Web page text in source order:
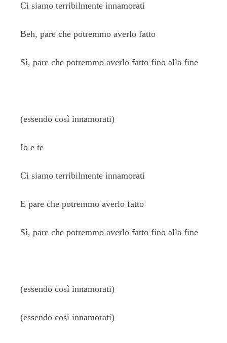
Ci siamo terribilmente innamorati
Beh, pare che potremmo averlo fatto
Sì, pare che potremmo averlo fatto fino alla fine
(essendo così innamorati)
Io e te
Ci siamo terribilmente innamorati
E pare che potremmo averlo fatto
Sì, pare che potremmo averlo fatto fino alla fine
(essendo così innamorati)
(essendo così innamorati)